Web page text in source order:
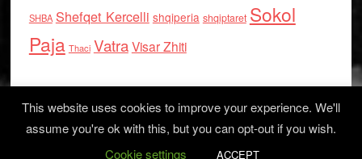
SHBA Shefqet Kercelli shqiperia shqiptaret Sokol
Paja Thaci VatraVisar Zhiti
Log in
This website uses cookies to improve your experience. We'll
assume you're ok with this, but you can opt-out if you wish.
Cookie settings
ACCEPT